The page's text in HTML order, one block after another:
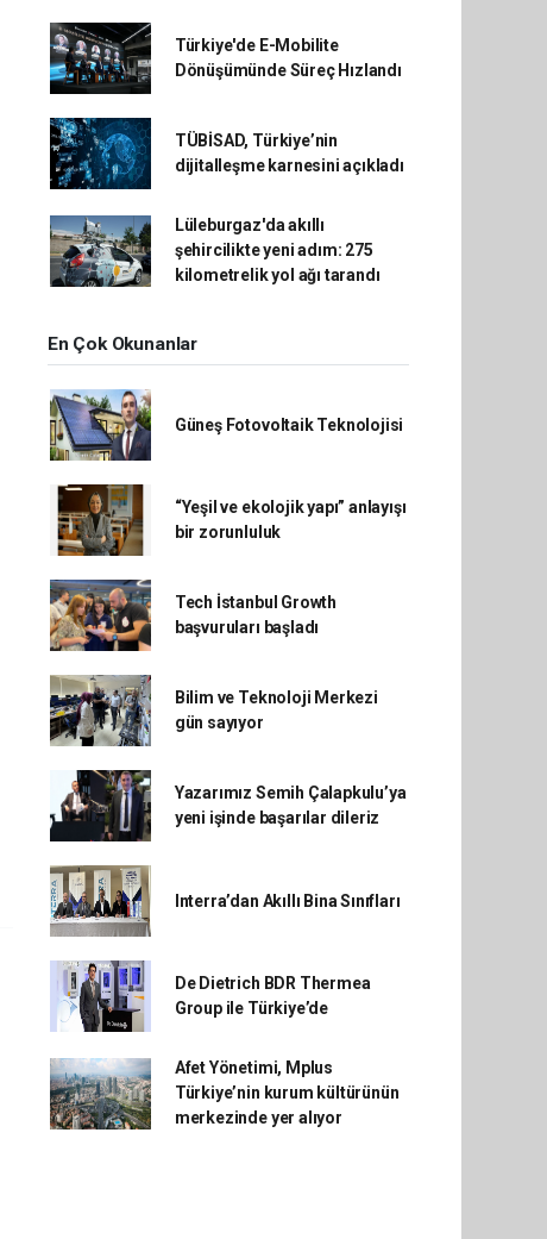
Türkiye'de E-Mobilite
Dönüşümünde Süreç Hızlandı
TÜBİSAD, Türkiye’nin
dijitalleşme karnesini açıkladı
Lüleburgaz'da akıllı
şehircilikte yeni adım: 275
kilometrelik yol ağı tarandı
En Çok Okunanlar
Güneş Fotovoltaik Teknolojisi
“Yeşil ve ekolojik yapı” anlayışı
bir zorunluluk
Tech İstanbul Growth
başvuruları başladı
Bilim ve Teknoloji Merkezi
gün sayıyor
Yazarımız Semih Çalapkulu’ya
yeni işinde başarılar dileriz
Interra’dan Akıllı Bina Sınıfları
De Dietrich BDR Thermea
Group ile Türkiye’de
Afet Yönetimi, Mplus
Türkiye’nin kurum kültürünün
merkezinde yer alıyor